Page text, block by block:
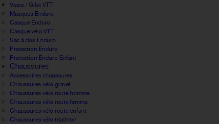
Veste / Gilet VTT
Masques Enduro
Casque Enduro
Casque vélo VTT
Sac à dos Enduro
Protection Enduro
Protection Enduro Enfant
Chaussures
Accessoires chaussures
Chaussures vélo gravel
Chaussures vélo route homme
Chaussures vélo route femme
Chaussures vélo route enfant
Chaussures vélo triathlon